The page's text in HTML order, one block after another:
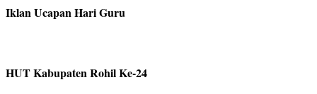
Iklan Ucapan Hari Guru
HUT Kabupaten Rohil Ke-24